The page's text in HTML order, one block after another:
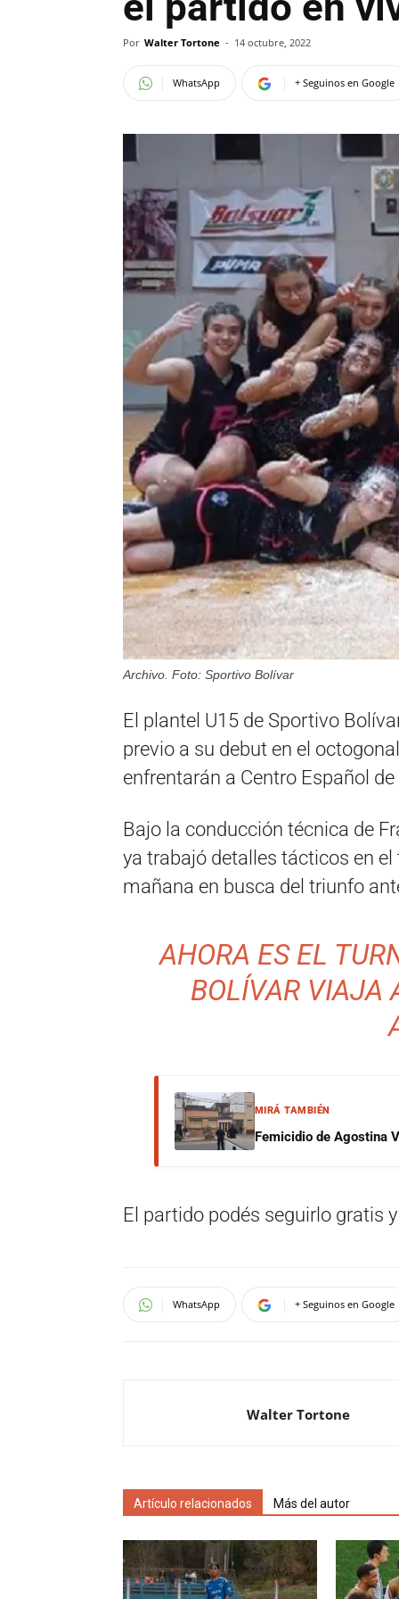
Por Walter Tortone - 14 octubre, 2022
WhatsApp + Seguinos en Google
Archivo. Foto: Sportivo Bolívar
El plantel U15 de Sportivo
previo a su debut en el
enfrentarán a Centro Español
Bajo la conducción técnica de
ya trabajó detalles tácticos en
mañana en busca del triunfo
AHORA ES EL
BOLÍVAR VIAJA
MIRÁ TAMBIÉN
Femicidio de Agostina
El partido podés seguirlo gratis
WhatsApp + Seguinos en Google
Walter Tortone
Artículo relacionados Más del autor